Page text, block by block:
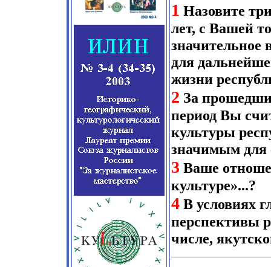
1 Назовите
лет, с Вашей
значительное
для
жизни
2 За
период Вы
культуры
значимым для
3 Ваше
культуре»...?
4 В условиях
перспективы
числе,